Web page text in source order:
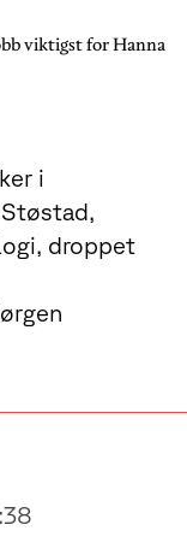
viktigst for Hanna
i
droppet